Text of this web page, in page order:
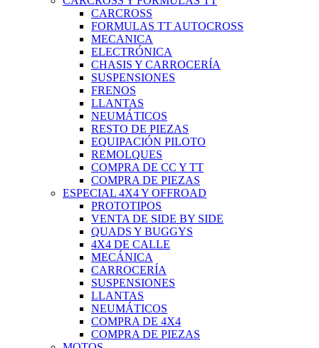
CARCROSS
FORMULAS TT AUTOCROSS
MECANICA
ELECTRÓNICA
CHASIS Y CARROCERÍA
SUSPENSIONES
FRENOS
LLANTAS
NEUMÁTICOS
RESTO DE PIEZAS
EQUIPACIÓN PILOTO
REMOLQUES
COMPRA DE CC Y TT
COMPRA DE PIEZAS
ESPECIAL 4X4 Y OFFROAD
PROTOTIPOS
VENTA DE SIDE BY SIDE
QUADS Y BUGGYS
4X4 DE CALLE
MECÁNICA
CARROCERÍA
SUSPENSIONES
LLANTAS
NEUMÁTICOS
COMPRA DE 4X4
COMPRA DE PIEZAS